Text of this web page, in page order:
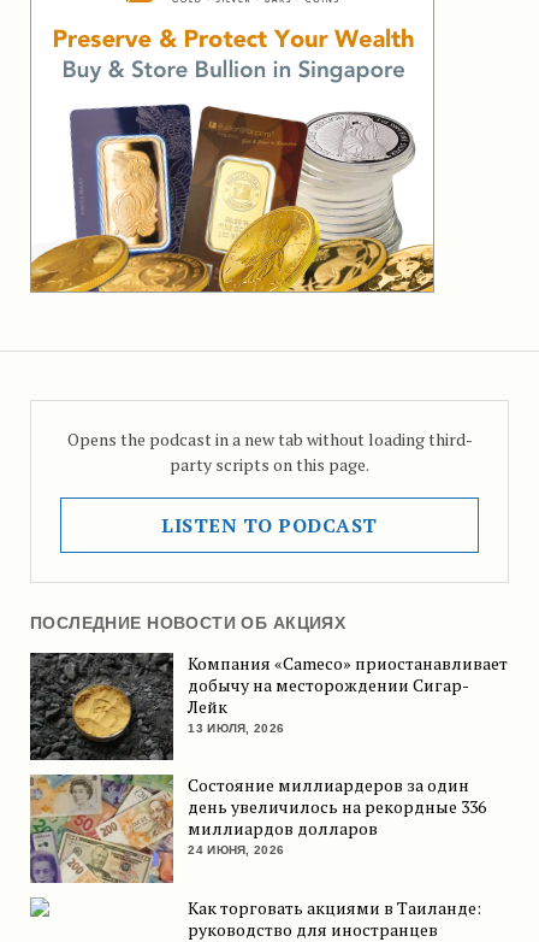
Opens the podcast in a new tab without loading third-
party scripts on this page.
LISTEN TO PODCAST
ПОСЛЕДНИЕ НОВОСТИ ОБ АКЦИЯХ
Компания «Cameco» приостанавливает
добычу на месторождении Сигар-
Лейк
13 ИЮЛЯ, 2026
Состояние миллиардеров за один
день увеличилось на рекордные 336
миллиардов долларов
24 ИЮНЯ, 2026
Как торговать акциями в Таиланде:
руководство для иностранцев